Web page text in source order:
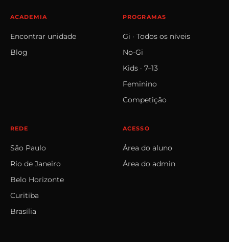
ACADEMIA
Encontrar unidade
Blog
PROGRAMAS
Gi · Todos os níveis
No‑Gi
Kids · 7–13
Feminino
Competição
REDE
São Paulo
Rio de Janeiro
Belo Horizonte
Curitiba
Brasília
ACESSO
Área do aluno
Área do admin